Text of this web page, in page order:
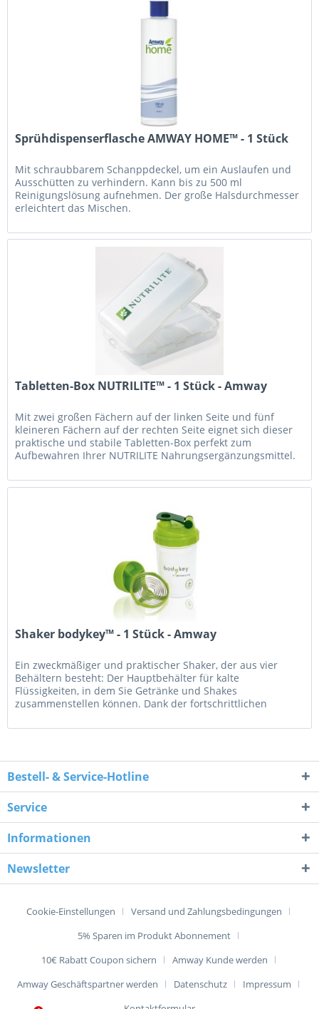
Sprühdispenserflasche AMWAY HOME™ - 1 Stück
Mit schraubbarem Schanppdeckel, um ein Auslaufen und
Ausschütten zu verhindern. Kann bis zu 500 ml
Reinigungslösung aufnehmen. Der große Halsdurchmesser
erleichtert das Mischen.
Tabletten-Box NUTRILITE™ - 1 Stück - Amway
Mit zwei großen Fächern auf der linken Seite und fünf
kleineren Fächern auf der rechten Seite eignet sich dieser
praktische und stabile Tabletten-Box perfekt zum
Aufbewahren Ihrer NUTRILITE Nahrungsergänzungsmittel.
Shaker bodykey™ - 1 Stück - Amway
Ein zweckmäßiger und praktischer Shaker, der aus vier
Behältern besteht: Der Hauptbehälter für kalte
Flüssigkeiten, in dem Sie Getränke und Shakes
zusammenstellen können. Dank der fortschrittlichen
Bestell- & Service-Hotline
Service
Informationen
Newsletter
Cookie-Einstellungen
Versand und Zahlungsbedingungen
5% Sparen im Produkt Abonnement
10€ Rabatt Coupon sichern
Amway Kunde werden
Amway Geschäftspartner werden
Datenschutz
Impressum